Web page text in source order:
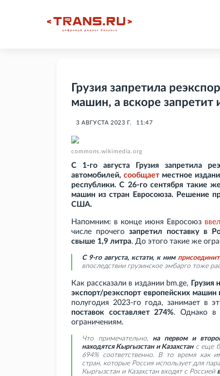
Грузия запретила
машин, а вскоре запретит
3 АВГУСТА 2023 Г. 11:47
commons.wikimedia.org
С 1-го августа Грузия запретила
автомобилей,сообщает местное
республики. С 26-го сентября такие
машин из стран Евросоюза. Решение
США.
Напомним: в конце июня Евросоюз ввел
числе прочего запретил поставку в
свыше 1,9 литра. До этого такие же
С 9-го августа, кстати, к ним
впоследствии грузинское эмбарго тоже
Как рассказали в издании bm.ge, Грузия
экспорт/реэкспорт европейских машин
полугодия 2023-го года, занимает в
поставок составляет 274%. Однако в
ограничениям.
Что примечательно, на первом и
находятся Кыргызстан и Казахстанс еще
694% соответственно. В то время как
стран, которые Россия использует для
Кыргызстан и Казахстан входят с Россией